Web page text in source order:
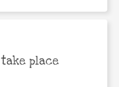
take place